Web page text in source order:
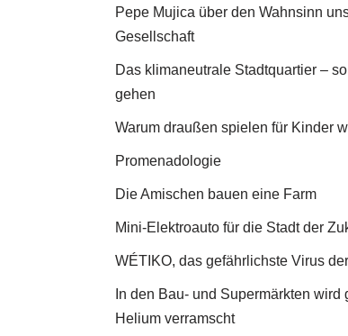
Pepe Mujica über den Wahnsinn
Gesellschaft
Das klimaneutrale Stadtquartier –
gehen
Warum draußen spielen für Kinder
Promenadologie
Die Amischen bauen eine Farm
Mini-Elektroauto für die Stadt der
WÉTIKO, das gefährlichste Virus
In den Bau- und Supermärkten wird
Helium verramscht